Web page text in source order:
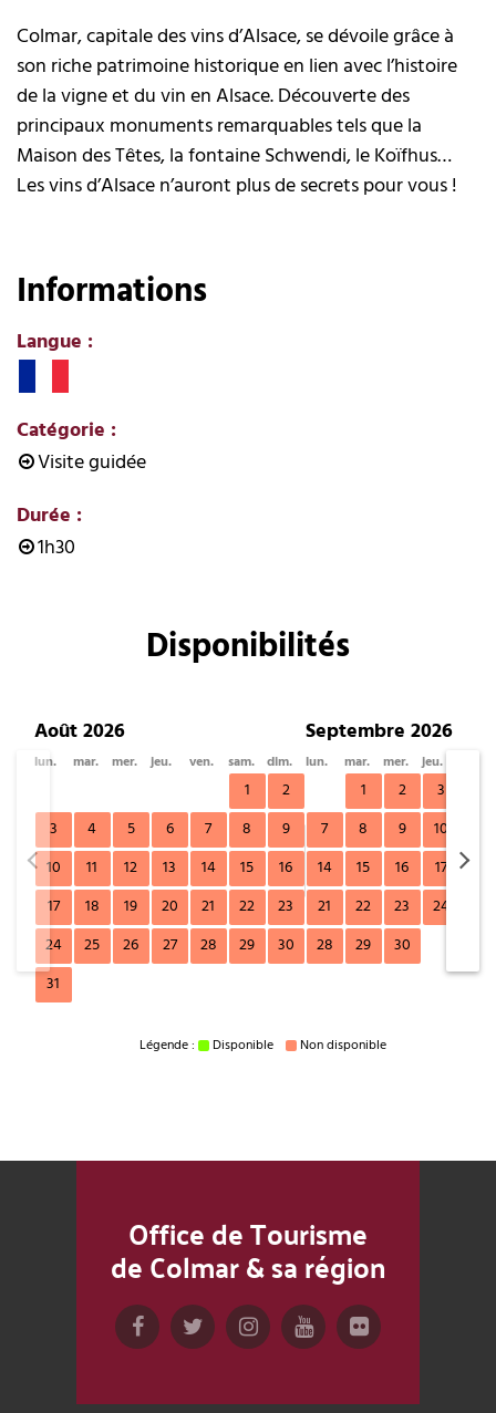
Colmar, capitale des vins d’Alsace, se dévoile grâce à
son riche patrimoine historique en lien avec l’histoire
de la vigne et du vin en Alsace. Découverte des
principaux monuments remarquables tels que la
Maison des Têtes, la fontaine Schwendi, le Koïfhus…
Les vins d’Alsace n’auront plus de secrets pour vous !
Informations
Langue :
Catégorie :
Visite guidée
Durée :
1h30
Disponibilités
Août 2026
lun. mar. mer. jeu. ven. sam. dim.
1
2
3
4 5 6 7 8
9
10
11 12 13 14 15
16
17
18 19 20 21 22
23
24
25 26 27 28 29
30
31
Septembre 2026
lun. mar. mer. jeu.
1 2 3
7
8 9 10
14
15 16 17
21
22 23 24
28
29 30
Légende : Disponible Non disponible
Office de Tourisme
de Colmar & sa région